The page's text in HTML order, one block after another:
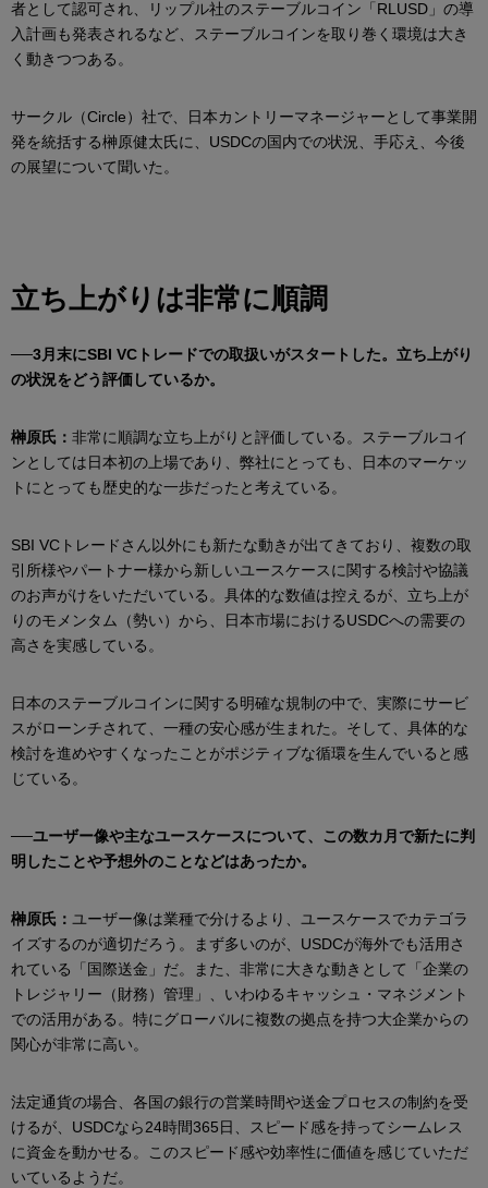
者として認可され、リップル社のステーブルコイン「RLUSD」の導
入計画も発表されるなど、ステーブルコインを取り巻く環境は大き
く動きつつある。
サークル（Circle）社で、日本カントリーマネージャーとして事業開
発を統括する榊原健太氏に、USDCの国内での状況、手応え、今後
の展望について聞いた。
立ち上がりは非常に順調
──3月末にSBI VCトレードでの取扱いがスタートした。立ち上がり
の状況をどう評価しているか。
榊原氏： 非常に順調な立ち上がりと評価している。ステーブルコイ
ンとしては日本初の上場であり、弊社にとっても、日本のマーケッ
トにとっても歴史的な一歩だったと考えている。
SBI VCトレードさん以外にも新たな動きが出てきており、複数の取
引所様やパートナー様から新しいユースケースに関する検討や協議
のお声がけをいただいている。具体的な数値は控えるが、立ち上が
りのモメンタム（勢い）から、日本市場におけるUSDCへの需要の
高さを実感している。
日本のステーブルコインに関する明確な規制の中で、実際にサービ
スがローンチされて、一種の安心感が生まれた。そして、具体的な
検討を進めやすくなったことがポジティブな循環を生んでいると感
じている。
──ユーザー像や主なユースケースについて、この数カ月で新たに判
明したことや予想外のことなどはあったか。
榊原氏： ユーザー像は業種で分けるより、ユースケースでカテゴラ
イズするのが適切だろう。まず多いのが、USDCが海外でも活用さ
れている「国際送金」だ。また、非常に大きな動きとして「企業の
トレジャリー（財務）管理」、いわゆるキャッシュ・マネジメント
での活用がある。特にグローバルに複数の拠点を持つ大企業からの
関心が非常に高い。
法定通貨の場合、各国の銀行の営業時間や送金プロセスの制約を受
けるが、USDCなら24時間365日、スピード感を持ってシームレス
に資金を動かせる。このスピード感や効率性に価値を感じていただ
いているようだ。